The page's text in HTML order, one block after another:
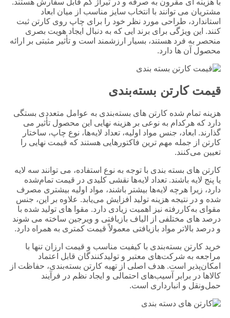
با هزینه‌ ای مقرون ‌به‌ صرفه و در تیراژ کم قابل سفارش هستند.
مشتریان می ‌توانند با انتخاب سایز مناسب از میان ابعاد
استاندارد، طراحی مورد نظر خود را برای چاپ روی کارتن ثبت
کنند. این ویژگی برای برند ایی که به دنبال ایجاد هویت بصری
منحصر ‌به ‌فرد هستند، بسیار ارزشمند است و تأثیر مثبتی بر ارائه
محصول آن ‌ها دارد.
قیمت کارتن بسته‌بندی
هزینه تمام شده کارتن های بسته‌بندی به عوامل متعددی بستگی
دارد که هرکدام به نوعی بر هزینه نهایی این محصول تأثیر می
‌گذارند. ابعاد، جنس مواد اولیه، تعداد لایه‌ها، نوع چاپ، ساختار
کارتن از جمله مهم ‌ترین فاکتورهایی هستند که قیمت نهایی را
تعیین می‌کنند.
کارتن‌ های بسته‌ بندی با توجه به نوع استفاده، می ‌توانند سه لایه
یا پنج لایه باشند. تعداد لایه‌ها نقشی کلیدی در قیمت تمام‌شده
دارد، زیرا هرچه لایه‌ها بیشتر باشند، مواد اولیه بیشتری مصرف
شده و در نتیجه هزینه تولید افزایش می‌یابد. علاوه بر این، جنس
مقوای به‌کاررفته نیز اهمیت زیادی دارد. مقوا های تولید شده با
درصد های مختلفی از الیاف بازیافتی و ویرجین ساخته می ‌شوند
و درصد بالاتر مواد بازیافتی معمولاً قیمت کمتری به همراه دارد.
خرید کارتن بسته‌بندی با کیفیت مناسب و قیمت ارزان تنها با
مراجعه به شرکت‌های معتبر و تولیدکنندگان قابل اعتماد
امکان‌پذیر است. هدف اصلی از تهیه کارتن بسته‌بندی، حفاظت از
کالاها در برابر آسیب‌های احتمالی و ایجاد نظم در فرآیند
حمل‌ونقل و انبارداری است.